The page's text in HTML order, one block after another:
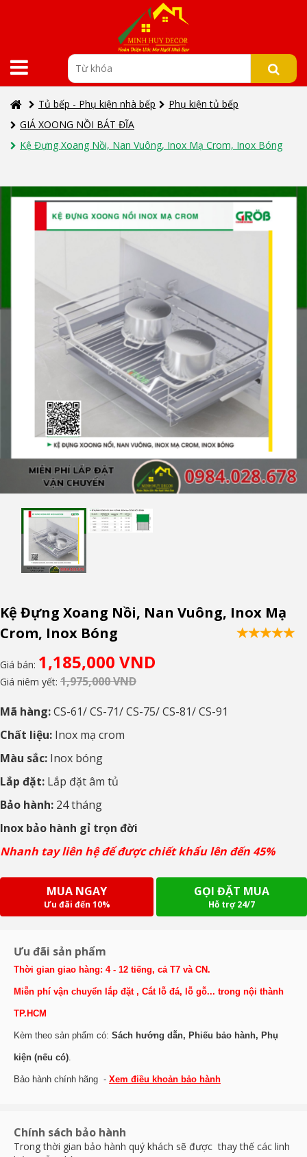
Tủ bếp - Phụ kiện nhà bếp
Phụ kiện tủ bếp
GIÁ XOONG NỒI BÁT ĐĨA
Kệ Đựng Xoang Nồi, Nan Vuông, Inox Mạ Crom, Inox Bóng
Kệ Đựng Xoang Nồi, Nan Vuông, Inox Mạ
Crom, Inox Bóng
Giá bán: 1,185,000 VND
Giá niêm yết: 1,975,000 VND
Mã hàng:CS-61/CS-71/ CS-75/ CS-81/ CS-91
Chất liệu: Inox mạ crom
Màu sắc: Inox bóng
Lắp đặt: Lắp đặt âm tủ
Bảo hành: 24 tháng
Inox bảo hành gỉ trọn đời
Nhanh tay liên hệ để được chiết khẩu lên đến 45%
MUA NGAY
Ưu đãi đến 10%
GỌI ĐẶT MUA
Hỗ trợ 24/7
Ưu đãi sản phẩm
Thời gian giao hàng: 4 - 12 tiếng, cả T7 và CN.
Miễn phí vận chuyển lắp đặt , Cắt lỗ đá, lỗ gỗ... trong nội thành
TP.HCM
Kèm theo sản phẩm có: Sách hướng dẫn, Phiếu bảo hành, Phụ
kiện (nếu có).
Bảo hành chính hãng - Xem điều khoản bảo hành
Chính sách bảo hành
Trong thời gian bảo hành quý khách sẽ được thay thế các linh